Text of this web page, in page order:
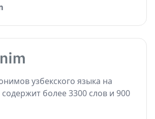
узбекского языка на
более 3300 слов и 900